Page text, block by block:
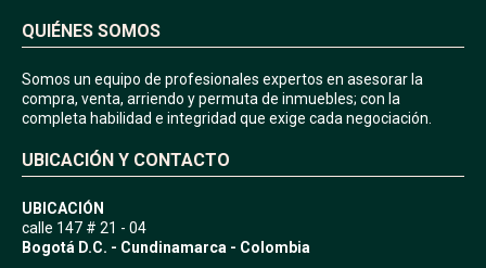
QUIÉNES SOMOS
Somos un equipo de profesionales expertos en asesorar la
compra, venta, arriendo y permuta de inmuebles; con la
completa habilidad e integridad que exige cada negociación.
UBICACIÓN Y CONTACTO
UBICACIÓN
calle 147 # 21 - 04
Bogotá D.C. - Cundinamarca - Colombia